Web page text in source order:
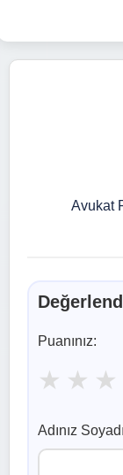
Avukat
Puanınız:
★ ★ ★
Adınız